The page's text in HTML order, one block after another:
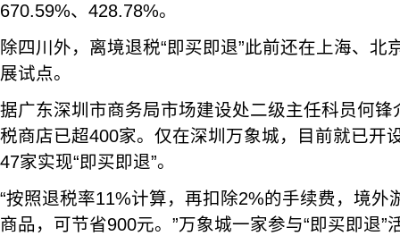
670.59%、428.78%。
除四川外，离境退税“即买即退”此前还在上海、北
展试点。
据广东深圳市商务局市场建设处二级主任科员何
税商店已超400家。仅在深圳万象城，目前就已开
47家实现“即买即退”。
“按照退税率11%计算，再扣除2%的手续费，境外
商品，可节省900元。”万象城一家参与“即买即退”